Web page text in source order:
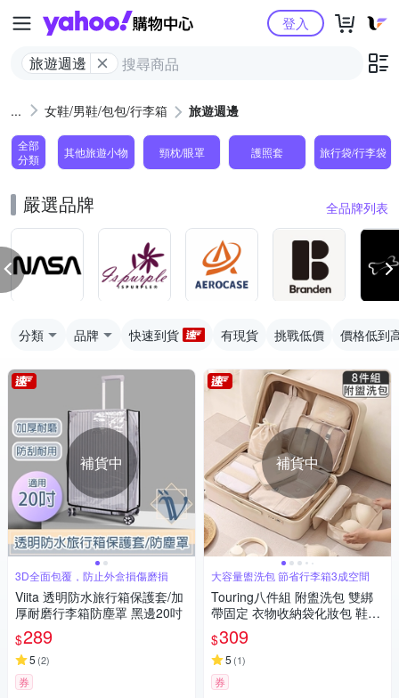
Yahoo購物中心
旅遊週邊
登入
女鞋/男鞋/包包/行李箱 旅遊週邊
全部
分類
其他旅遊小物 頸枕/眼罩 護照套 旅行袋/行李袋
嚴選品牌 全品牌列表
分類 品牌 快速到貨 有現貨 挑戰低價 價格低到
補貨中
3D全面包覆，防止外盒損傷磨損
Viita 透明防水旅行箱保護套/加
厚耐磨行李箱防塵罩 黑邊20吋
$289
5 (2)
券
補貨中
大容量盥洗包 節省行李箱3成空間
Touring八件組 附盥洗包 雙綁
帶固定 衣物收納袋化妝包 鞋袋
行李箱旅遊收納包
$309
5 (1)
券